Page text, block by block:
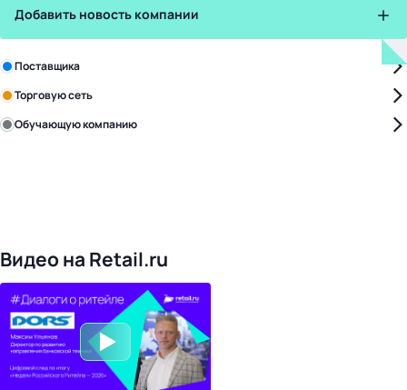
Добавить новость компании
Зарегистрируйте в бизнес-центре:
Поставщика
Торговую сеть
Обучающую компанию
Видео на Retail.ru